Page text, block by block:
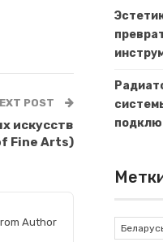
POST
искусств
Fine Arts)
Author